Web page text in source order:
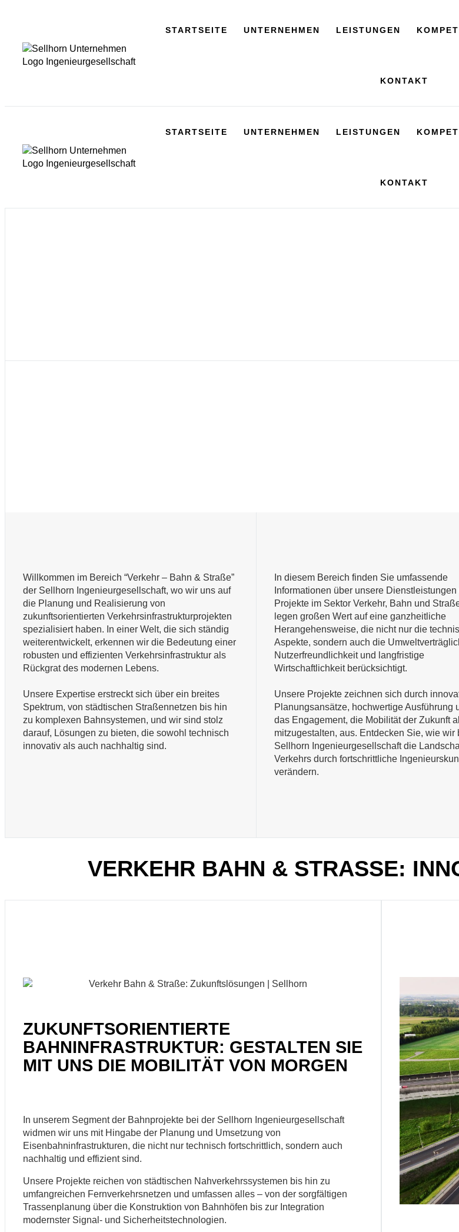
STARTSEITE UNTERNEHMEN LEISTUNGEN
KONTAKT
STARTSEITE UNTERNEHMEN LEISTUNGEN
KONTAKT
Willkommen im Bereich “Verkehr – Bahn & Straße”
der Sellhorn Ingenieurgesellschaft, wo wir uns auf
die Planung und Realisierung von
zukunftsorientierten Verkehrsinfrastrukturprojekten
spezialisiert haben. In einer Welt, die sich ständig
weiterentwickelt, erkennen wir die Bedeutung einer
robusten und effizienten Verkehrsinfrastruktur als
Rückgrat des modernen Lebens.
Unsere Expertise erstreckt sich über ein breites
Spektrum, von städtischen Straßennetzen bis hin
zu komplexen Bahnsystemen, und wir sind stolz
darauf, Lösungen zu bieten, die sowohl technisch
innovativ als auch nachhaltig sind.
In diesem Bereich finden Sie umfassende
Informationen über unsere Dienstleistungen
Projekte im Sektor Verkehr, Bahn und
legen großen Wert auf eine ganzheitliche
Herangehensweise, die nicht nur die
Aspekte, sondern auch die
Nutzerfreundlichkeit und langfristige
Wirtschaftlichkeit berücksichtigt.
Unsere Projekte zeichnen sich durch
Planungsansätze, hochwertige Ausführung
das Engagement, die Mobilität der Zukunft
mitzugestalten, aus. Entdecken Sie, wie wir
Sellhorn Ingenieurgesellschaft die
Verkehrs durch fortschrittliche
verändern.
VERKEHR BAHN & STRASSE:
ZUKUNFTSORIENTIERTE
BAHNINFRASTRUKTUR: GESTALTEN SIE
MIT UNS DIE MOBILITÄT VON MORGEN
In unserem Segment der Bahnprojekte bei der Sellhorn Ingenieurgesellschaft
widmen wir uns mit Hingabe der Planung und Umsetzung von
Eisenbahninfrastrukturen, die nicht nur technisch fortschrittlich, sondern auch
nachhaltig und effizient sind.
Unsere Projekte reichen von städtischen Nahverkehrssystemen bis hin zu
umfangreichen Fernverkehrsnetzen und umfassen alles – von der sorgfältigen
Trassenplanung über die Konstruktion von Bahnhöfen bis zur Integration
modernster Signal- und Sicherheitstechnologien.